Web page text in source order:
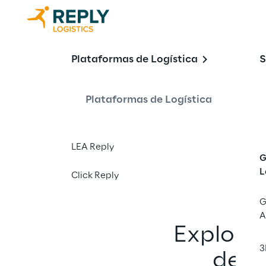
Plataformas de Logística
Plataformas de Logística
LEA Reply
Click Reply
Sucesso do
Explore
de